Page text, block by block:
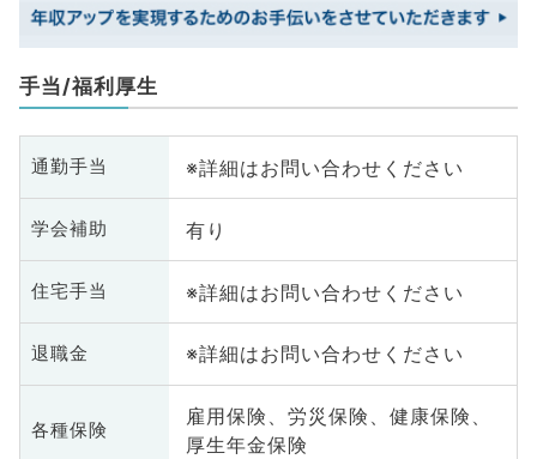
手当/福利厚生
通勤手当 ※詳細はお問い合わせください
学会補助 有り
住宅手当 ※詳細はお問い合わせください
退職金 ※詳細はお問い合わせください
各種保険
雇用保険、労災保険、健康保険、
厚生年金保険